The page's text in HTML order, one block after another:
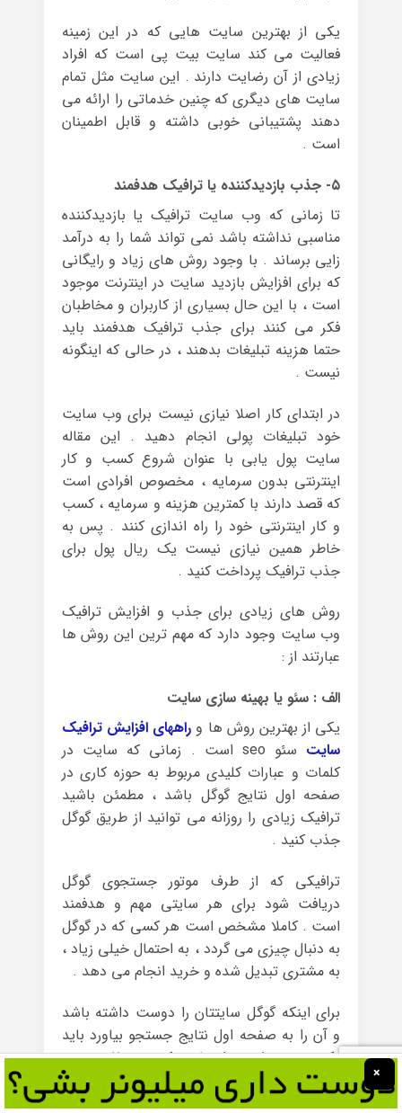
یکی از بهترین سایت هایی که در این زمینه
فعالیت می کند سایت بیت پی است که افراد
زیادی از آن رضایت دارند . این سایت مثل تمام
سایت های دیگری که چنین خدماتی را ارائه می
دهند پشتیبانی خوبی داشته و قابل اطمینان
است .
۵- جذب بازدیدکننده یا ترافیک هدفمند
تا زمانی که وب سایت ترافیک یا بازدیدکننده
مناسبی نداشته باشد نمی تواند شما را به درآمد
زایی برساند . با وجود روش های زیاد و رایگانی
که برای افزایش بازدید سایت در اینترنت موجود
است ، با این حال بسیاری از کاربران و مخاطبان
فکر می کنند برای جذب ترافیک هدفمند باید
حتما هزینه تبلیغات بدهند ، در حالی که اینگونه
نیست .
در ابتدای کار اصلا نیازی نیست برای وب سایت
خود تبلیغات پولی انجام دهید . این مقاله
سایت پول یابی با عنوان شروع کسب و کار
اینترنتی بدون سرمایه ، مخصوص افرادی است
که قصد دارند با کمترین هزینه و سرمایه ، کسب
و کار اینترنتی خود را راه اندازی کنند . پس به
خاطر همین نیازی نیست یک ریال پول برای
جذب ترافیک پرداخت کنید .
روش های زیادی برای جذب و افزایش ترافیک
وب سایت وجود دارد که مهم ترین این روش ها
عبارتند از :
الف : سئو یا بهینه سازی سایت
یکی از بهترین روش ها و راههای افزایش ترافیک
سایت
سئو seo است . زمانی که سایت در
کلمات و عبارات کلیدی مربوط به حوزه کاری در
صفحه اول نتایج گوگل باشد ، مطمئن باشید
ترافیک زیادی را روزانه می توانید از طریق گوگل
جذب کنید .
ترافیکی که از طرف موتور جستجوی گوگل
دریافت شود برای هر سایتی مهم و هدفمند
است . کاملا مشخص است هر کسی که در گوگل
به دنبال چیزی می گردد ، به احتمال خیلی زیاد ،
به مشتری تبدیل شده و خرید انجام می دهد .
برای اینکه گوگل سایتتان را دوست داشته باشد
و آن را به صفحه اول نتایج جستجو بیاورد باید
یک سری مواردی را رعایت کنید . مثلا سرعت
سایتتان باید بالا باشد تا کاربر معطل نشود یا
محتوای کپی در سایت خود منتشر نکنید و یا
×